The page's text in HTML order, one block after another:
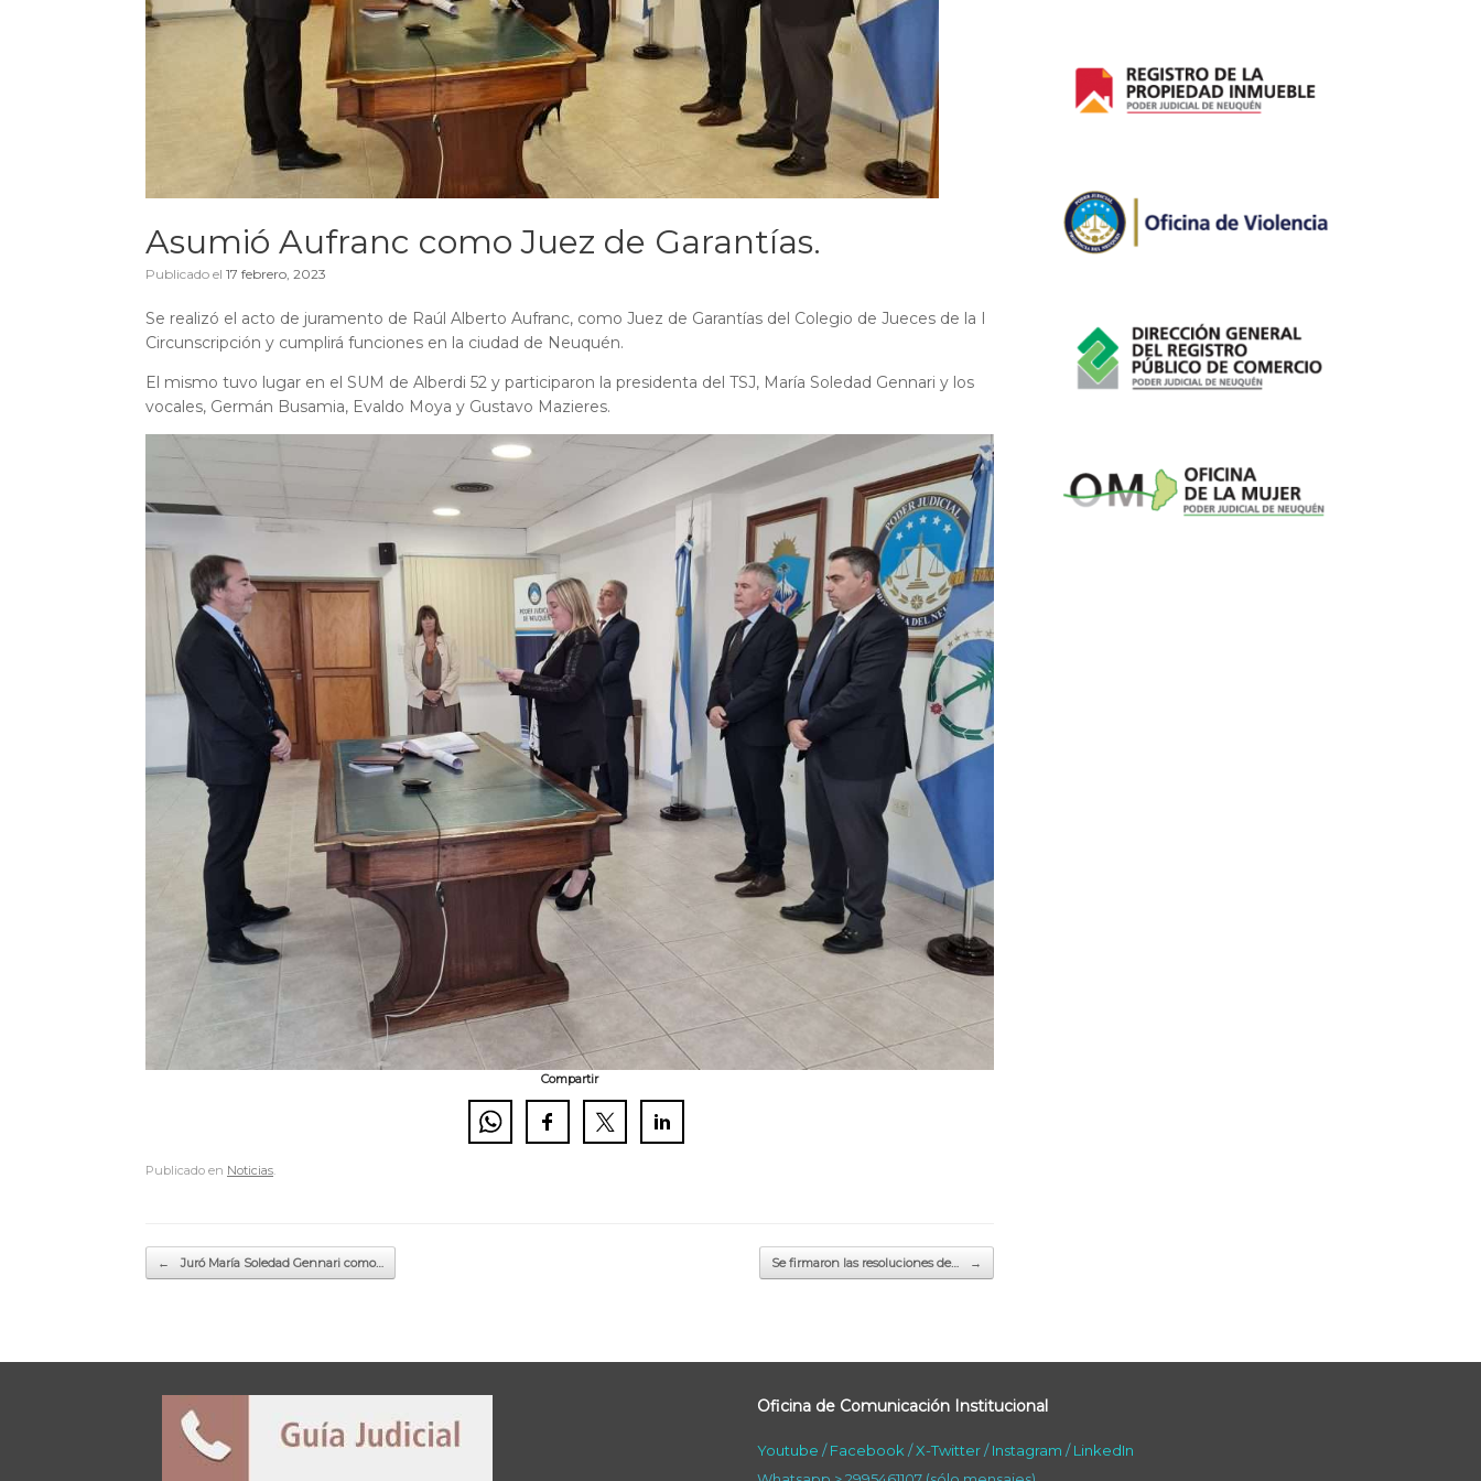
Asumió Aufranc como Juez de Garantías.
Publicado el 17 febrero, 2023
Se realizó el acto de juramento de Raúl Alberto Aufranc, como Juez de Garantías del Colegio de Jueces de la I
Circunscripción y cumplirá funciones en la ciudad de Neuquén.
El mismo tuvo lugar en el SUM de Alberdi 52 y participaron la presidenta del TSJ, María Soledad Gennari y los
vocales, Germán Busamia, Evaldo Moya y Gustavo Mazieres.
Compartir
Publicado en Noticias.
Navegador de artículos
← Juró María Soledad Gennari como… Se firmaron las resoluciones de… →
Oficina de Comunicación Institucional
Youtube /Facebook/X-Twitter/Instagram /LinkedIn